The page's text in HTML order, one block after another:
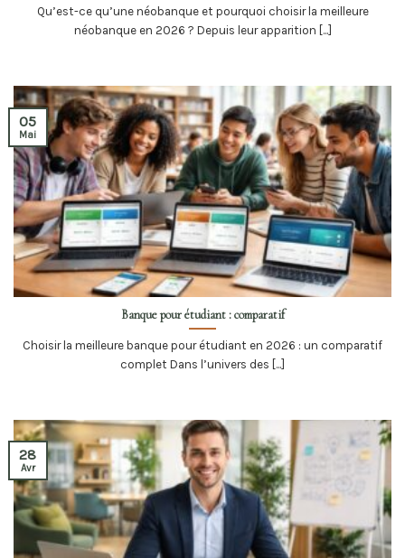
Qu’est-ce qu’une néobanque et pourquoi choisir la meilleure
néobanque en 2026 ? Depuis leur apparition [...]
Banque pour étudiant : comparatif
Choisir la meilleure banque pour étudiant en 2026 : un comparatif
complet Dans l’univers des [...]
05
Mai
28
Avr